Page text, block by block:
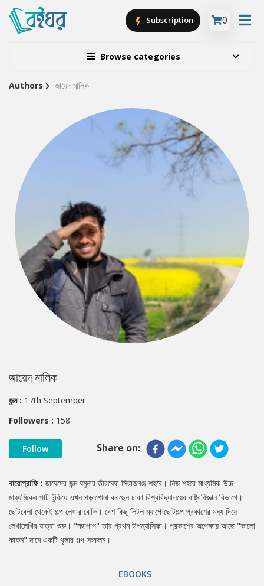
Browse categories
Subscription 0
Site
Breadcrumb
Authors জায়েদ মালিক
জায়েদ মালিক
জন্ম : 17th September
Followers : 158
Follow Share on:
বায়োগ্রাফি : জায়েদের জন্ম যমুনার তীরঘেষা সিরাজগঞ্জ শহরে। নিজ শহরে মাধ্যমিক-উচ্চ
মাধ্যমিকের পাট চুঁকিয়ে এখন পড়াশোনা করছেন ঢাকা বিশ্ববিদ্যালয়ের রাষ্ট্রবিজ্ঞান বিভাগে।
ছোটবেলা থেকেই গল্প লেখার ঝোঁক। বেশ কিছু লিটল ম্যাগে ছোটগল্প প্রকাশের মধ্য দিয়ে
লেখালেখির যাত্রা শুরু। "মহাপাপ" তার প্রথম উপন্যাসিকা। প্রকাশের অপেক্ষায় আছে "কালো
কাফন" নামে একটি থৃলার গল্প সংকলন।
EBOOKS